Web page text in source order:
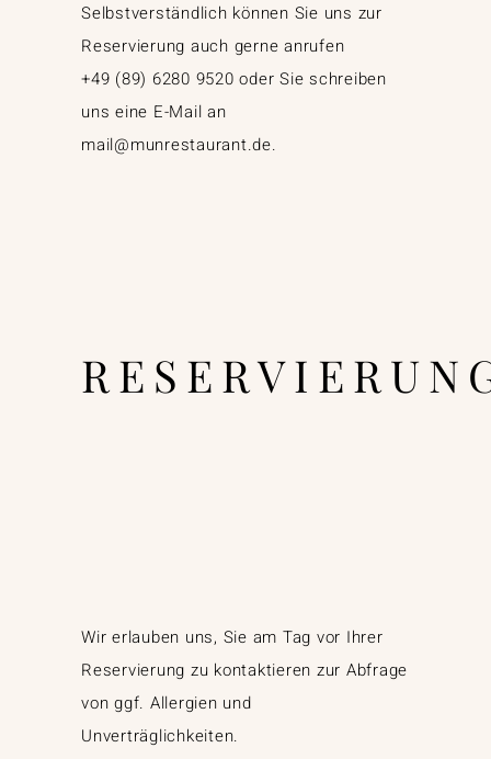
Selbstverständlich können Sie uns zur
Reservierung auch gerne anrufen
+49 (89) 6280 9520 oder Sie schreiben
uns eine E-Mail an
mail@munrestaurant.de.
Wir erlauben uns, Sie am Tag vor Ihrer
Reservierung zu kontaktieren zur Abfrage
von ggf. Allergien und
Unverträglichkeiten.